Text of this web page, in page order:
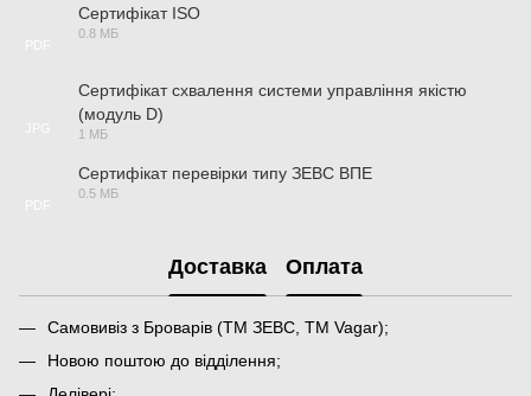
Сертифікат ISO
0.8 МБ
Сертифікат схвалення системи управління якістю
(модуль D)
1 МБ
Сертифікат перевірки типу ЗЕВС ВПЕ
0.5 МБ
Доставка Оплата
Самовивіз з Броварів (ТМ ЗЕВС, ТМ Vagar);
Новою поштою до відділення;